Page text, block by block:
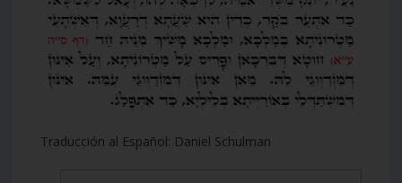
Traducción al Español: Daniel Schulman